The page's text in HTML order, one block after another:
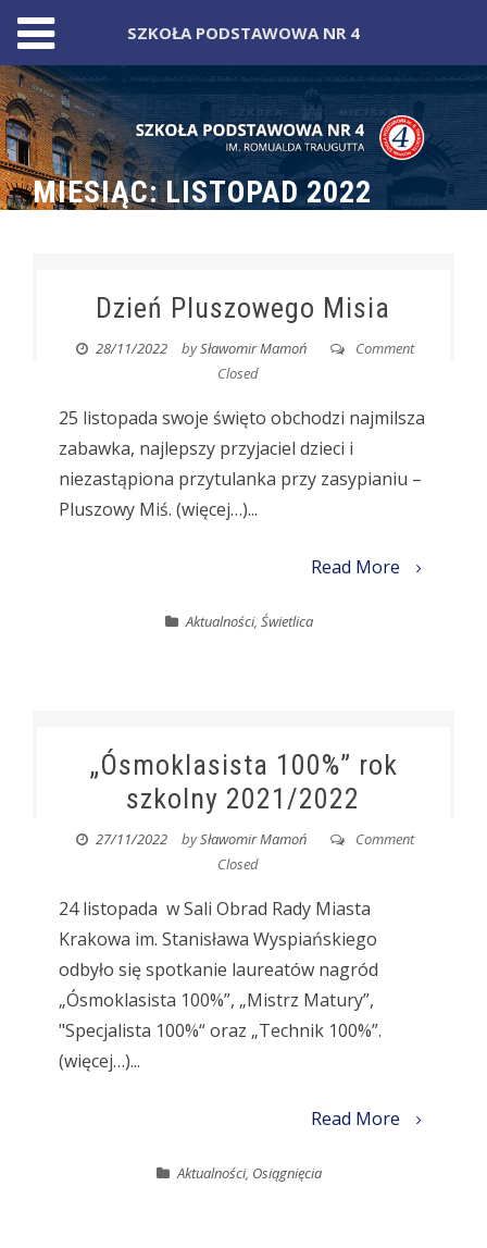
Skip
to
content
MIESIĄC:LISTOPAD 2022
Dzień Pluszowego Misia
28/11/2022 bySławomir Mamoń
Comment
Closed
25 listopada swoje święto obchodzi najmilsza
zabawka, najlepszy przyjaciel dzieci i
niezastąpiona przytulanka przy zasypianiu –
Pluszowy Miś. (więcej…)...
Read More
Aktualności,Świetlica
„Ósmoklasista 100%” rok
szkolny 2021/2022
27/11/2022 bySławomir Mamoń
Comment
Closed
24 listopada w Sali Obrad Rady Miasta
Krakowa im. Stanisława Wyspiańskiego
odbyło się spotkanie laureatów nagród
„Ósmoklasista 100%”, „Mistrz Matury”,
"Specjalista 100%“ oraz „Technik 100%”.
(więcej…)...
Read More
Aktualności, Osiągnięcia
SZKOŁA PODSTAWOWA NR 4